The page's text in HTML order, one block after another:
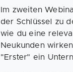
Im zweiten
der Schlüssel zu
wie du eine
Neukunden
"Erster" ein